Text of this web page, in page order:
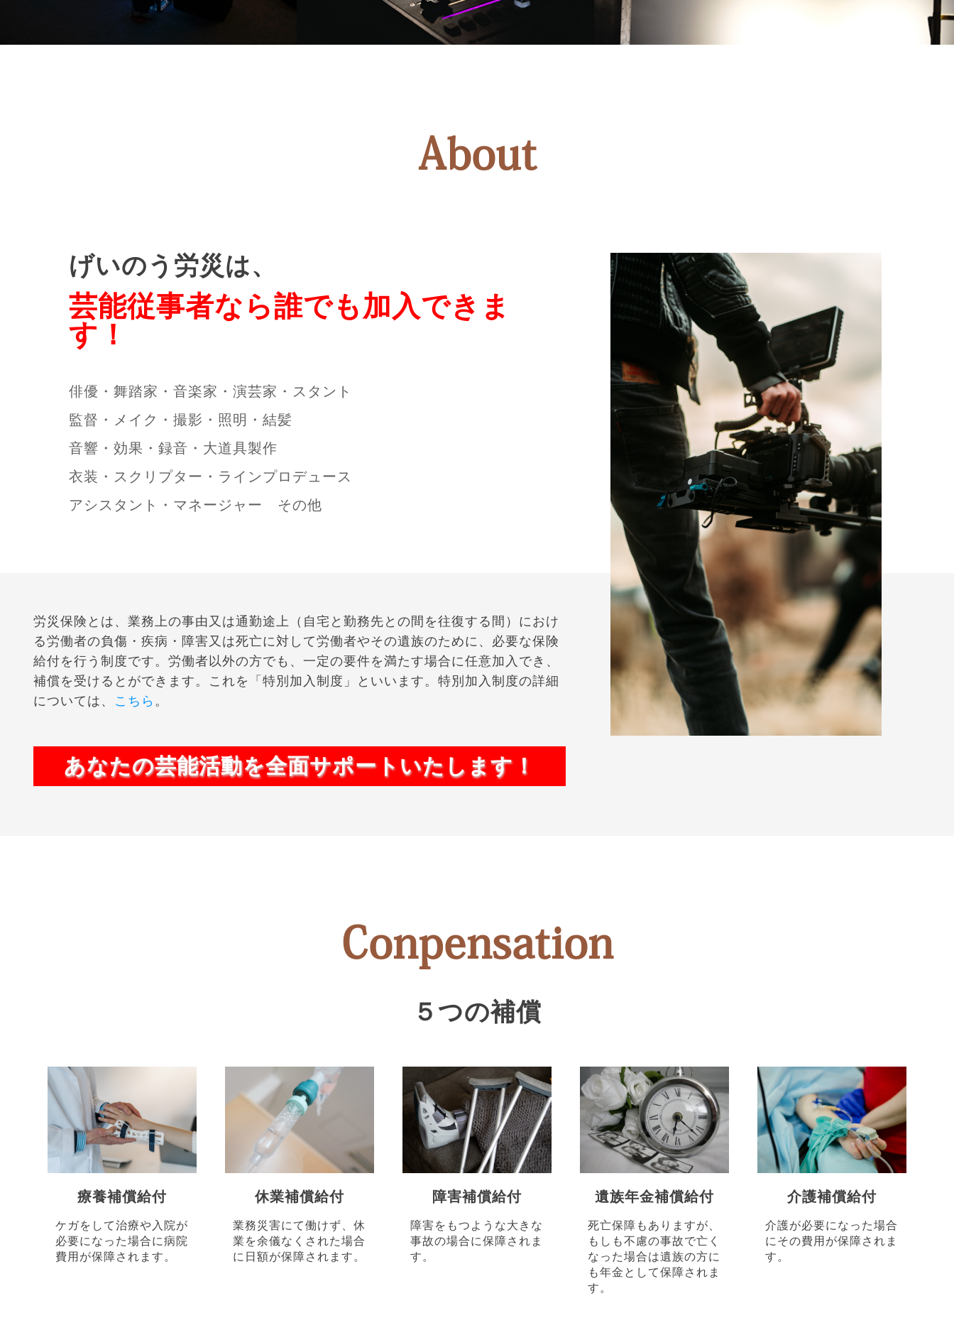
About
げいのう労災は、
芸能従事者なら誰でも加入できま
す！
俳優・舞踏家・音楽家・演芸家・スタント
監督・メイク・撮影・照明・結髪
音響・効果・録音・大道具製作
衣装・スクリプター・ラインプロデュース
アシスタント・マネージャー その他
労災保険とは、業務上の事由又は通勤途上（自宅と勤務先との間を往復する間）におけ
る労働者の負傷・疾病・障害又は死亡に対して労働者やその遺族のために、必要な保険
給付を行う制度です。労働者以外の方でも、一定の要件を満たす場合に任意加入でき、
補償を受けるとができます。これを「特別加入制度」といいます。特別加入制度の詳細
については、 こちら 。
あなたの芸能活動を全面サポートいたします！
Conpensation
５つの補償
療養補償給付
ケガをして治療や入院が
必要になった場合に病院
費用が保障されます。
休業補償給付
業務災害にて働けず、休
業を余儀なくされた場合
に日額が保障されます。
障害補償給付
障害をもつような大きな
事故の場合に保障されま
す。
遺族年金補償給付
死亡保障もありますが、
もしも不慮の事故で亡く
なった場合は遺族の方に
も年金として保障されま
す。
介護補償給付
介護が必要になった場合
にその費用が保障されま
す。